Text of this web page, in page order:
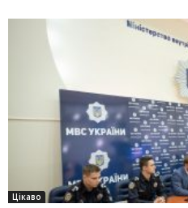
Цікаво